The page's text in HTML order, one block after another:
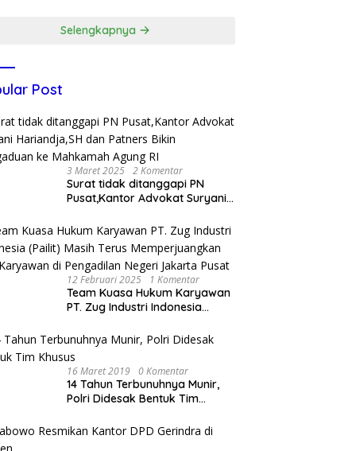
Selengkapnya
Post
3 Maret 2025 2 Komentar
Surat tidak ditanggapi PN
Pusat,Kantor Advokat Suryani
Pengaduan ke Mahkamah
Agung RI
12 Februari 2025 1 Komentar
Team Kuasa Hukum Karyawan
PT. Zug Industri Indonesia
Memperjuangkan Hak
Karyawan di Pengadilan Negeri
Jakarta Pusat
16 Maret 2019 0 Komentar
14 Tahun Terbunuhnya Munir,
Polri Didesak Bentuk Tim